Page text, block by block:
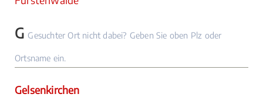
G Gesuchter Ort nicht dabei? Geben Sie oben Plz oder
Ortsname ein.
Gelsenkirchen